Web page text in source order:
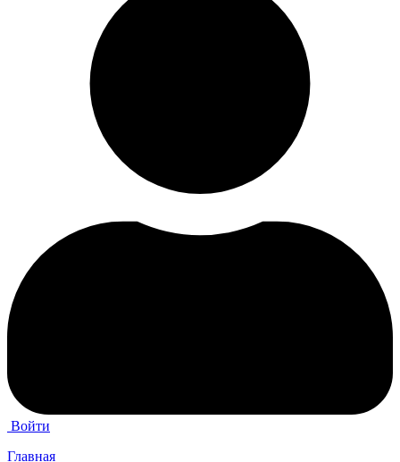
Войти
Главная